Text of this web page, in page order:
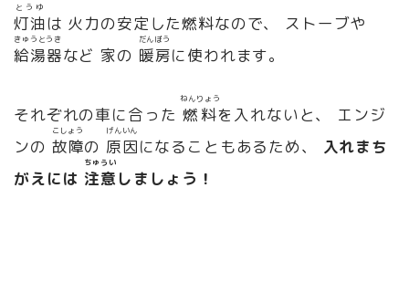
灯油
とうゆ
は 火力の安定した燃料なので、 ストーブや
給湯器
きゅうとうき
など 家の 暖房
だんぼう
に使われます。
それぞれの車に合った 燃料
ねんりょう
を入れないと、 エンジ
ンの 故障
こしょう
の 原因
げんいん
になることもあるため、 入れまち
がえには注意
ちゅうい
しましょう！